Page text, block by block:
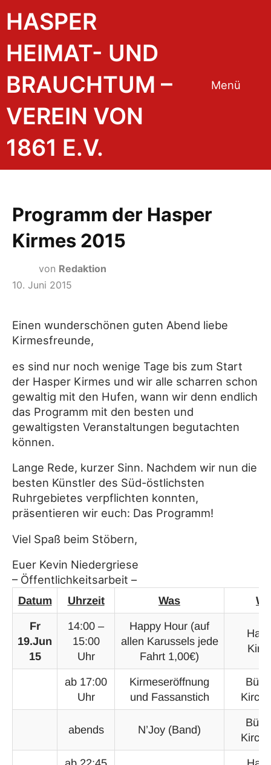
HASPER
HEIMAT- UND
BRAUCHTUM –
VEREIN VON
1861 E.V.
Menü
Programm der Hasper
Kirmes 2015
von Redaktion
10. Juni 2015
Einen wunderschönen guten Abend liebe
Kirmesfreunde,
es sind nur noch wenige Tage bis zum Start
der Hasper Kirmes und wir alle scharren schon
gewaltig mit den Hufen, wann wir denn endlich
das Programm mit den besten und
gewaltigsten Veranstaltungen begutachten
können.
Lange Rede, kurzer Sinn. Nachdem wir nun die
besten Künstler des Süd-östlichsten
Ruhrgebietes verpflichten konnten,
präsentieren wir euch: Das Programm!
Viel Spaß beim Stöbern,
Euer Kevin Niedergriese
– Öffentlichkeitsarbeit –
Datum Uhrzeit Was
Fr
19.Jun
15
14:00 –
15:00
Uhr
Happy Hour (auf
allen Karussels jede
Fahrt 1,00€)
ab 17:00
Uhr
Kirmeseröffnung
und Fassanstich
abends N’Joy (Band)